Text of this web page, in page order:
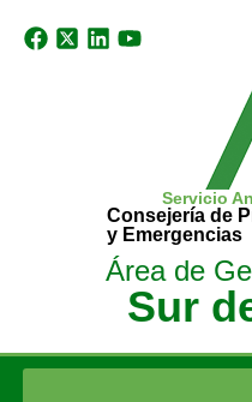
Servicio
Consejería de
y Emergencias
Área de
Sur